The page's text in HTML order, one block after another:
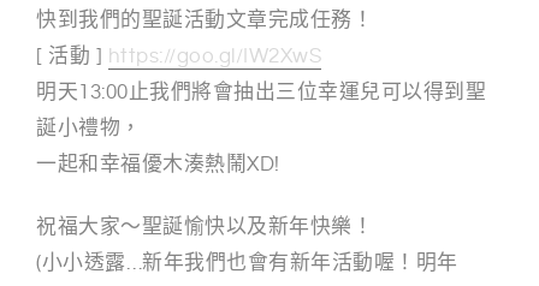
快到我們的聖誕活動文章完成任務！
[ 活動 ]
https://goo.gl/IW2XwS
明天13:00止我們將會抽出三位幸運兒可以得到聖
誕小禮物，
一起和幸福優木湊熱鬧XD!
祝福大家～聖誕愉快以及新年快樂！
(小小透露…新年我們也會有新年活動喔！明年